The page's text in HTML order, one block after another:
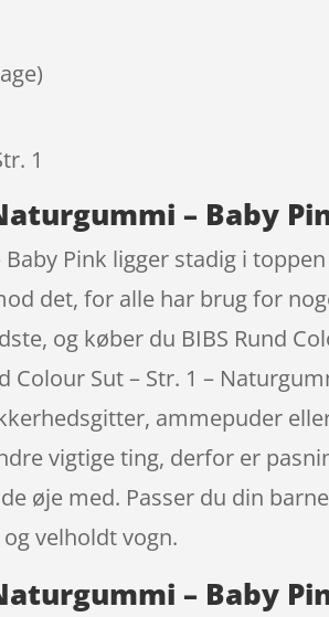
1
– Baby
Pink ligger stadig i
det, for alle har brug for
og køber du BIBS Rund
Colour Sut – Str. 1 –
ammepuder
vigtige ting, derfor er
øje med. Passer du din
velholdt vogn.
– Baby